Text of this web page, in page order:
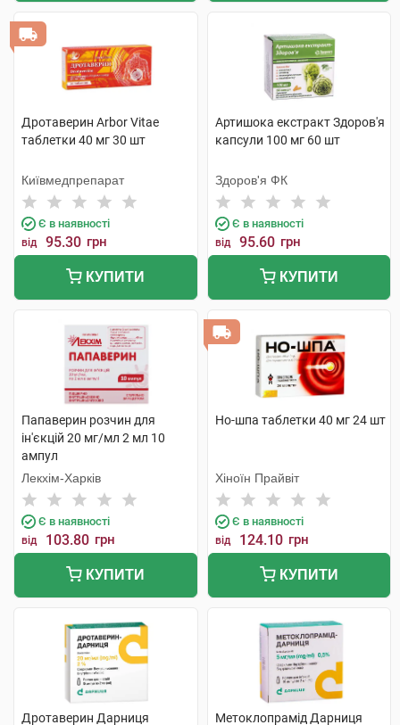
Дротаверин Arbor Vitae
таблетки 40 мг 30 шт
Київмедпрепарат
Є в наявності
від 95.30 грн
КУПИТИ
Артишока екстракт Здоров'я
капсули 100 мг 60 шт
Здоров'я ФК
Є в наявності
від 95.60 грн
КУПИТИ
Папаверин розчин для
ін'єкцій 20 мг/мл 2 мл 10
ампул
Лекхім-Харків
Є в наявності
від 103.80 грн
КУПИТИ
Но-шпа таблетки 40 мг 24 шт
Хіноїн Прайвіт
Є в наявності
від 124.10 грн
КУПИТИ
Дротаверин Дарниця Метоклопрамід Дарниця